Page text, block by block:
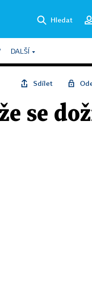
Hledat
DALŠÍ
Sdílet
se